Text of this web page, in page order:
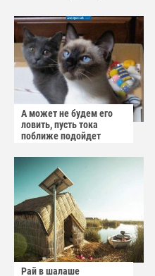
А может не будем его
ловить, пусть тока
поближе подойдет
Рай в шалаше